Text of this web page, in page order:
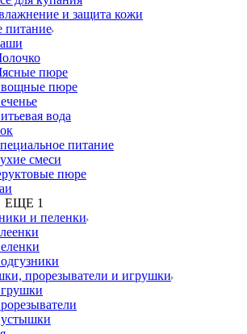
и защита кожи
питание
пюре
пюре
вода
питание
смеси
пюре
ЕЩЕ 1
и пеленки
прорезыватели и игрушки